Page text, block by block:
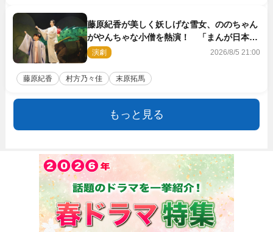
藤原紀香が美しく妖しげな雪女、ののちゃん
がやんちゃな小僧を熱演！ 「まんが日本昔
ばなし」劇場開幕
演劇 2026/8/5 21:00
藤原紀香 村方乃々佳 末原拓馬
もっと見る